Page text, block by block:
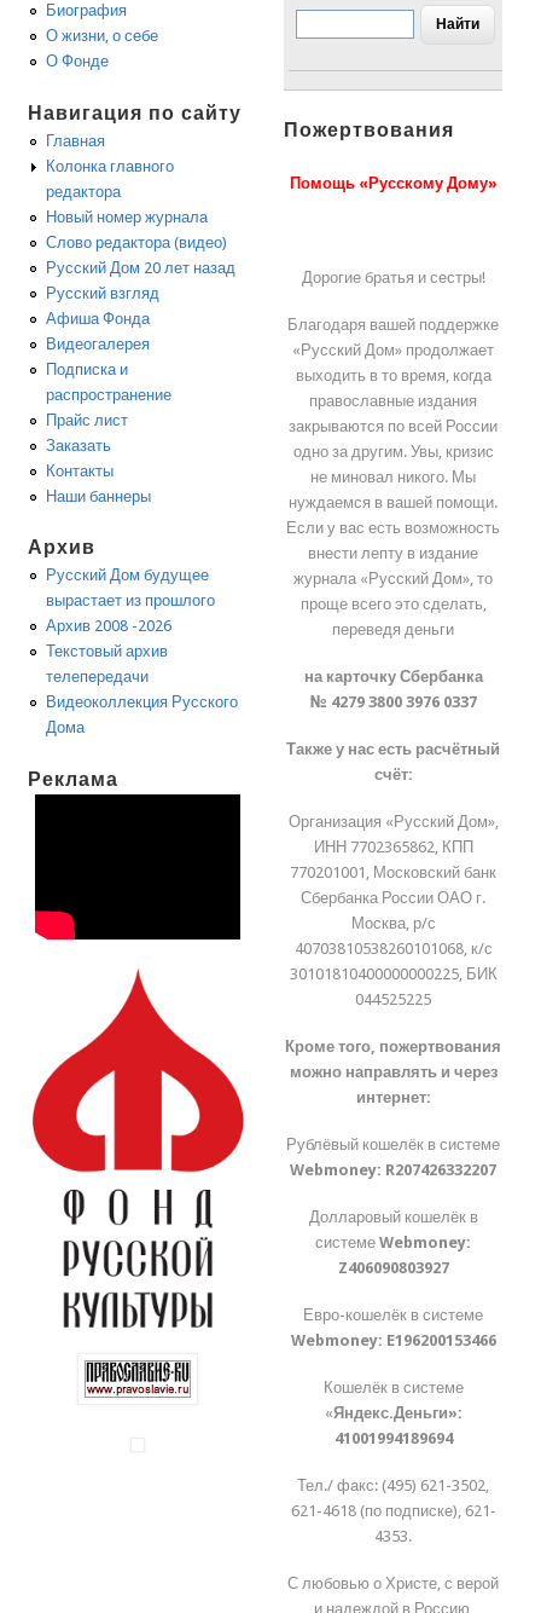
Биография
О жизни, о себе
О Фонде
Навигация по сайту
Главная
Колонка главного
редактора
Новый номер журнала
Слово редактора (видео)
Русский Дом 20 лет назад
Русский взгляд
Афиша Фонда
Видеогалерея
Подписка и
распространение
Прайс лист
Заказать
Контакты
Наши баннеры
Архив
Русский Дом будущее
вырастает из прошлого
Архив 2008 -2026
Текстовый архив
телепередачи
Видеоколлекция Русского
Дома
Реклама
Пожертвования
Помощь «Русскому Дому»
Дорогие братья и сестры!
Благодаря вашей поддержке
«Русский Дом» продолжает
выходить в то время, когда
православные издания
закрываются по всей России
одно за другим. Увы, кризис
не миновал никого. Мы
нуждаемся в вашей помощи.
Если у вас есть возможность
внести лепту в издание
журнала «Русский Дом», то
проще всего это сделать,
переведя деньги
на карточку Сбербанка
№ 4279 3800 3976 0337
Также у нас есть расчётный
счёт:
Организация «Русский Дом»,
ИНН 7702365862, КПП
770201001, Московский банк
Сбербанка России ОАО г.
Москва, р/с
40703810538260101068, к/с
30101810400000000225, БИК
044525225
Кроме того, пожертвования
можно направлять и через
интернет:
Рублёвый кошелёк в системе
Webmoney: R207426332207
Долларовый кошелёк в
системеWebmoney:
Z406090803927
Евро-кошелёк в системе
Webmoney: E196200153466
Кошелёк в системе
«Яндекс.Деньги»:
41001994189694
Тел./ факс: (495) 621-3502,
621-4618 (по подписке), 621-
4353.
С любовью о Христе, с верой
и надеждой в Россию,